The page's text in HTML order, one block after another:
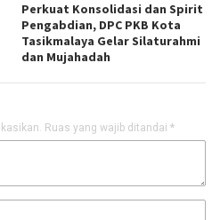
Perkuat Konsolidasi dan Spirit
Pengabdian, DPC PKB Kota
Tasikmalaya Gelar Silaturahmi
dan Mujahadah
Ruas yang wajib ditandai *